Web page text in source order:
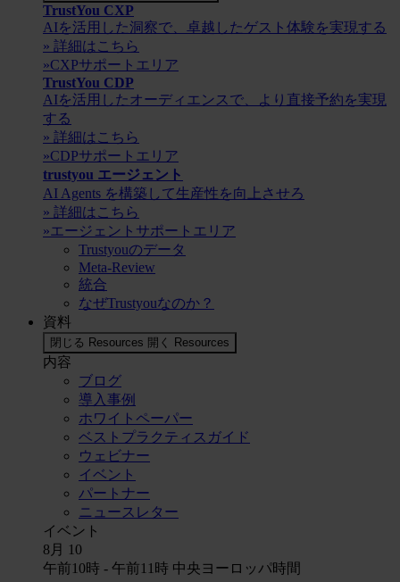
TrustYou CXP
AIを活用した洞察で、卓越したゲスト体験を実現する
» 詳細はこちら
»CXPサポートエリア
TrustYou CDP
AIを活用したオーディエンスで、より直接予約を実現
する
» 詳細はこちら
»CDPサポートエリア
trustyou エージェント
AI Agents を構築して生産性を向上させろ
» 詳細はこちら
»エージェントサポートエリア
Trustyouのデータ
Meta-Review
統合
なぜTrustyouなのか？
資料
閉じる Resources 開く Resources
内容
ブログ
導入事例
ホワイトペーパー
ベストプラクティスガイド
ウェビナー
イベント
パートナー
ニュースレター
イベント
8月
10
午前10時 - 午前11時 中央ヨーロッパ時間